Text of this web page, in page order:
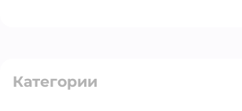
Категории